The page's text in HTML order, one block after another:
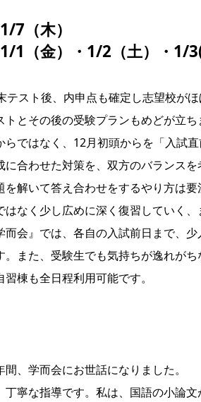
7（木）
1（金）・1/2（土）・1/
テスト後、内申点も確定し志望校が
とその後の受験プランもめどが立ち
ではなく、12月初頭からを「入試
合わせた対策を、双方のバランスを
解いて答え合わせをするやり方は
なく少し広めに深く復習していく
会』では、各自の入試前日まで、
また、受験生でも気持ちが逸れが
棟も全日程利用可能です。
、学而会にお世話になりました。
寧な指導です。私は、国語の小論